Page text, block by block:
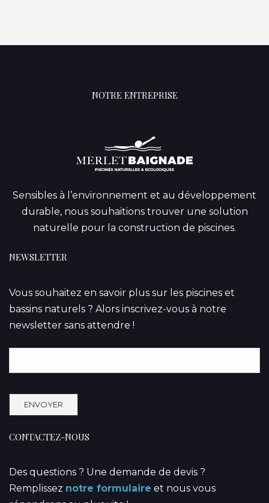
NOTRE ENTREPRISE
Sensibles à l’environnement et au développement
durable, nous souhaitions trouver une solution
naturelle pour la construction de piscines.
NEWSLETTER
Vous souhaitez en savoir plus sur les piscines et
bassins naturels ? Alors inscrivez-vous à notre
newsletter sans attendre !
CONTACTEZ-NOUS
Des questions ? Une demande de devis ?
Remplissez notre formulaire et nous vous